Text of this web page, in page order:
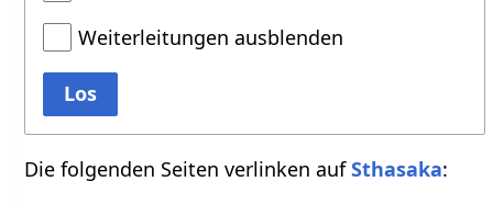
Weiterleitungen ausblenden
Los
Die folgenden Seiten verlinken aufSthasaka: